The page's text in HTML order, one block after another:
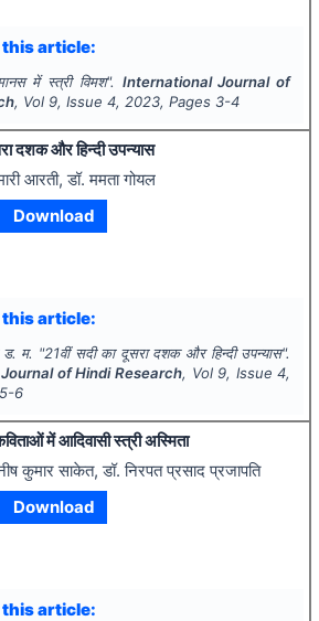
this article:
में स्त्री विमश". International Journal of
, Vol 9, Issue 4, 2023, Pages 3-4
दशक और हिन्दी उपन्यास
आरती, डॉ. ममता गोयल
Download
this article:
म. "21वीं सदी का दूसरा दशक और हिन्दी उपन्यास".
of Hindi Research, Vol 9, Issue4,
5-6
में आदिवासी स्त्री अस्मिता
कुमार साकेत, डॉ. निरपत प्रसाद प्रजापति
Download
this article: